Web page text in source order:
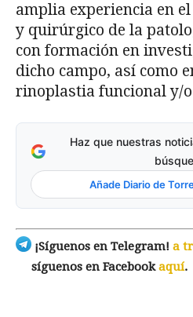
amplia experiencia en
y quirúrgico de la
con formación en
dicho campo, así como
rinoplastia funcional y/o
Haz que nuestras
Añade Diario de
¡Síguenos en Telegram! a
síguenos en Facebookaquí.